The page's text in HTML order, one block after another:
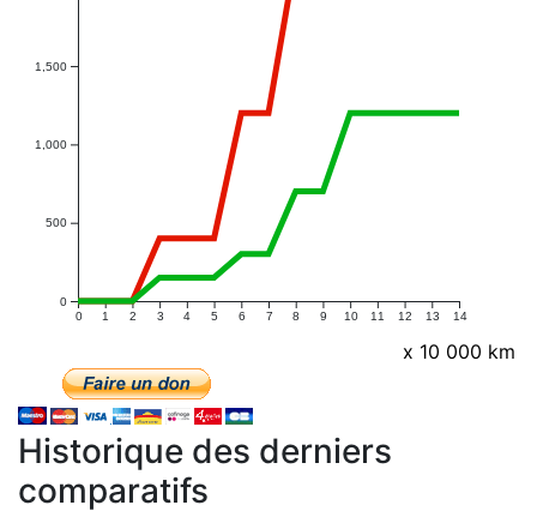
0 1 2 3 4 5 6 7 8 9 10 11 12 13 14
0
500
1,000
1,500
x 10 000 km
Historique des derniers
comparatifs